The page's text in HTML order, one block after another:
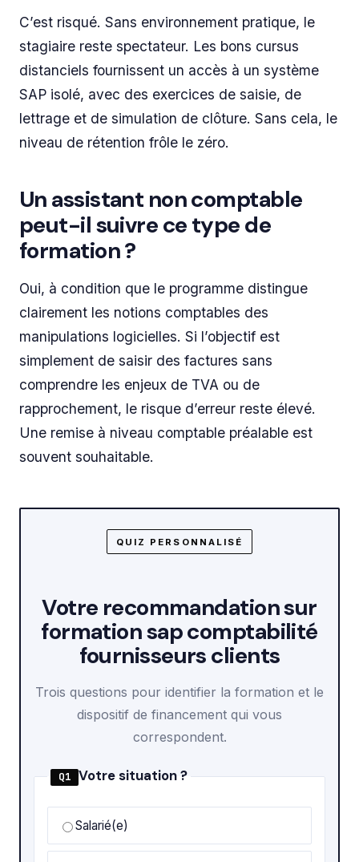
C’est risqué. Sans environnement pratique, le
stagiaire reste spectateur. Les bons cursus
distanciels fournissent un accès à un système
SAP isolé, avec des exercices de saisie, de
lettrage et de simulation de clôture. Sans cela, le
niveau de rétention frôle le zéro.
Un assistant non comptable
peut-il suivre ce type de
formation ?
Oui, à condition que le programme distingue
clairement les notions comptables des
manipulations logicielles. Si l’objectif est
simplement de saisir des factures sans
comprendre les enjeux de TVA ou de
rapprochement, le risque d’erreur reste élevé.
Une remise à niveau comptable préalable est
souvent souhaitable.
QUIZ PERSONNALISÉ
Votre recommandation sur
formation sap comptabilité
fournisseurs clients
Trois questions pour identifier la formation et le
dispositif de financement qui vous
correspondent.
Q1 Votre situation ?
Salarié(e)